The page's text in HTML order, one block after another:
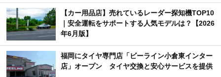
【カー用品店】売れているレーダー探知機TOP10
｜安全運転をサポートする人気モデルは？【2026
年6月版】
福岡にタイヤ専門店「ビーライン小倉東インター
店」オープン タイヤ交換と安心サービスを提供